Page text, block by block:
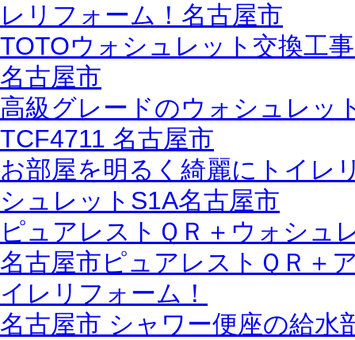
レリフォーム！名古屋市
TOTOウォシュレット交換工
名古屋市
高級グレードのウォシュレッ
TCF4711 名古屋市
お部屋を明るく綺麗にトイレ
シュレットS1A名古屋市
ピュアレストＱＲ＋ウォシュ
名古屋市ピュアレストＱＲ＋
イレリフォーム！
名古屋市 シャワー便座の給水